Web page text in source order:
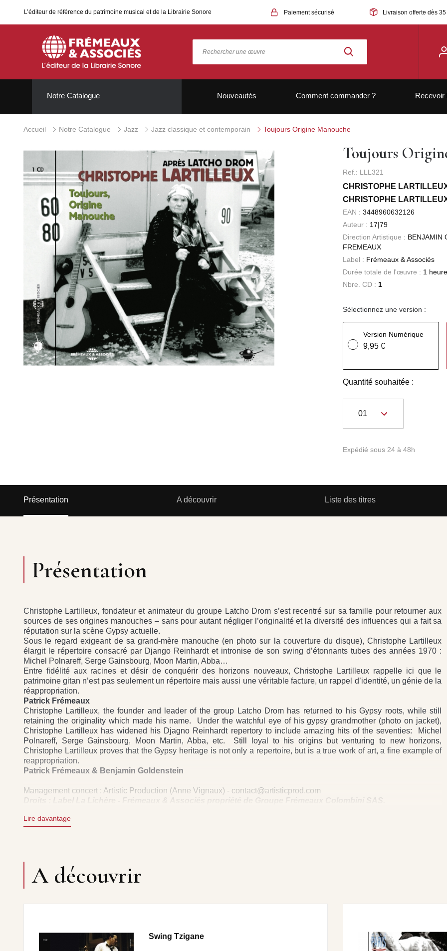
L’éditeur de référence du patrimoine musical et de la Librairie Sonore Paiement sécurisé Livraison offerte dès
Notre Catalogue Nouveautés Comment commander ? Recevoir
Accueil Notre Catalogue Jazz Jazz classique et contemporain Toujours Origine Manouche
Toujours
Ref.: LLL321
CHRISTOPHE
CHRISTOPHE
EAN : 3448960632126
Auteur : 17|79
Direction Artistique : BENJAMIN
FREMEAUX
Label : Frémeaux & Associés
Durée totale de l'œuvre : 1
Nbre. CD : 1
Sélectionnez une version :
Version Numérique
9,95 €
Quantité souhaitée :
Expédié sous 24 à 48h
Présentation A découvrir Liste des titres
Présentation
Christophe Lartilleux, fondateur et animateur du groupe Latcho Drom s’est recentré sur sa famille pour retourner aux
sources de ses origines manouches – sans pour autant négliger l’originalité et la diversité des influences qui a fait sa
réputation sur la scène Gypsy actuelle.
Sous le regard exigeant de sa grand-mère manouche (en photo sur la couverture du disque), Christophe Lartilleux
élargit le répertoire consacré par Django Reinhardt et intronise de son swing d’étonnants tubes des années 1970 :
Michel Polnareff, Serge Gainsbourg, Moon Martin, Abba…
Entre fidélité aux racines et désir de conquérir des horizons nouveaux, Christophe Lartilleux rappelle ici que le
patrimoine gitan n’est pas seulement un répertoire mais aussi une véritable facture, un rappel d’identité, un génie de la
réappropriation.
Patrick Frémeaux
Christophe Lartilleux, the founder and leader of the group Latcho Drom has returned to his Gypsy roots, while still
retaining the originality which made his name. Under the watchful eye of his gypsy grandmother (photo on jacket),
Christophe Lartilleux has widened his Djagno Reinhardt repertory to include amazing hits of the seventies: Michel
Polnareff, Serge Gainsbourg, Moon Martin, Abba, etc. Still loyal to his origins but venturing to new horizons,
Christophe Lartilleux proves that the Gypsy heritage is not only a repertoire, but is a true work of art, a fine example of
reappropriation.
Patrick Frémeaux & Benjamin Goldenstein
Management concert : Artistic Production (Anne Vignaux) - contact@artisticprod.com
Droits : Label La Lichère - Frémeaux & Associés propriété de Groupe Frémeaux Colombini SAS.
Lire davantage
A découvrir
Swing Tzigane